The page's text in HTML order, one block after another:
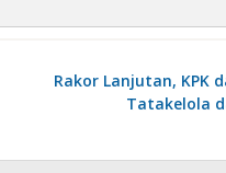
Rakor Lanjutan, KPK
Tatakelola